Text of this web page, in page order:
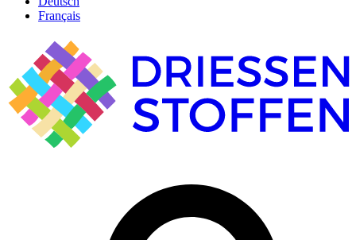
Français